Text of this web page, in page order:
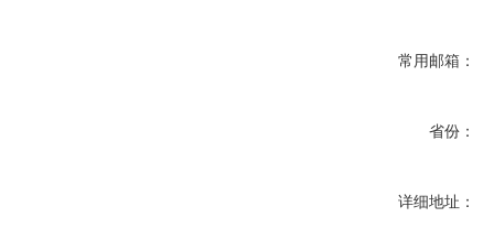
常用邮箱：
省份：
详细地址：